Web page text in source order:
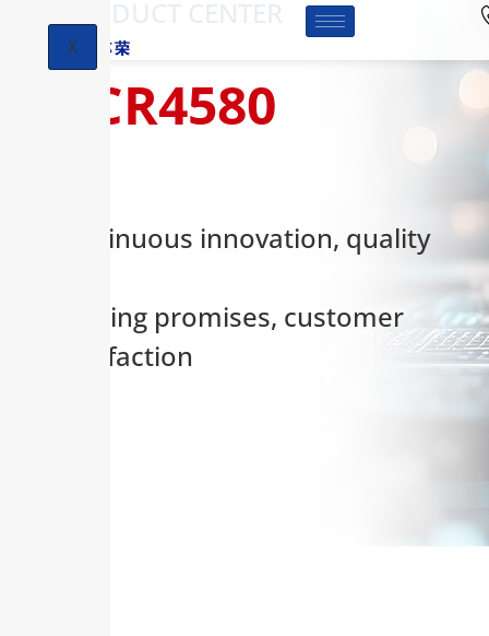
X
HCR4580
Continuous innovation, quality
keeping promises, customer
satisfaction